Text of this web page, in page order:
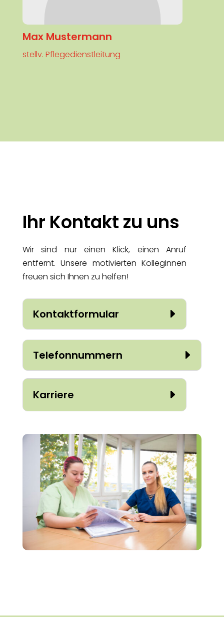
Max Mustermann
stellv. Pflegedienstleitung
Ihr Kontakt zu uns
Wir sind nur einen Klick, einen Anruf
entfernt. Unsere motivierten KollegInnen
freuen sich Ihnen zu helfen!
Kontaktformular
Telefonnummern
Karriere